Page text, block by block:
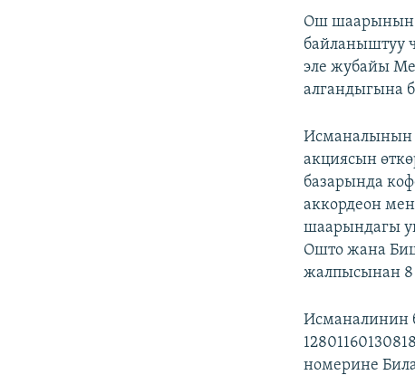
Ош шаарынын
байланыштуу
эле жубайы
алгандыгына
Исманалынын
акциясын
базарында
аккордеон
шаарындагы
Ошто жана
жалпысынан 8
Исманалинин
номерине